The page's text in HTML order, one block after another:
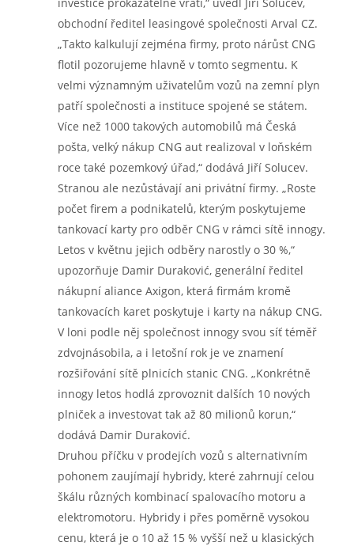
obchodní ředitel leasingové společnosti Arval CZ.
„Takto kalkulují zejména firmy, proto nárůst CNG
flotil pozorujeme hlavně v tomto segmentu. K
velmi významným uživatelům vozů na zemní plyn
patří společnosti a instituce spojené se státem.
Více než 1000 takových automobilů má Česká
pošta, velký nákup CNG aut realizoval v loňském
roce také pozemkový úřad,“ dodává Jiří Solucev.
Stranou ale nezůstávají ani privátní firmy. „Roste
počet firem a podnikatelů, kterým poskytujeme
tankovací karty pro odběr CNG v rámci sítě innogy.
Letos v květnu jejich odběry narostly o 30 %,“
upozorňuje Damir Duraković, generální ředitel
nákupní aliance Axigon, která firmám kromě
tankovacích karet poskytuje i karty na nákup CNG.
V loni podle něj společnost innogy svou síť téměř
zdvojnásobila, a i letošní rok je ve znamení
rozšiřování sítě plnicích stanic CNG. „Konkrétně
innogy letos hodlá zprovoznit dalších 10 nových
plniček a investovat tak až 80 milionů korun,“
dodává Damir Duraković.
Druhou příčku v prodejích vozů s alternativním
pohonem zaujímají hybridy, které zahrnují celou
škálu různých kombinací spalovacího motoru a
elektromotoru. Hybridy i přes poměrně vysokou
cenu, která je o 10 až 15 % vyšší než u klasických